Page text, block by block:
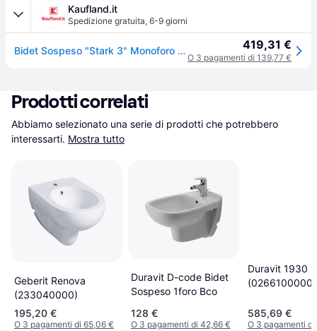
Kaufland.it
Spedizione gratuita, 6-9 giorni
Bidet Sospeso "Stark 3" Monoforo 360X540 419,31 €
O 3 pagamenti di 139,77 €
Prodotti correlati
Abbiamo selezionato una serie di prodotti che potrebbero
interessarti. Mostra tutto
Geberit Renova
(233040000)
195,20 €
O 3 pagamenti di 65,06 €
Duravit D-code Bidet
Sospeso 1foro Bco
128 €
O 3 pagamenti di 42,66 €
Duravit 1930
(0266100000)
585,69 €
O 3 pagamenti